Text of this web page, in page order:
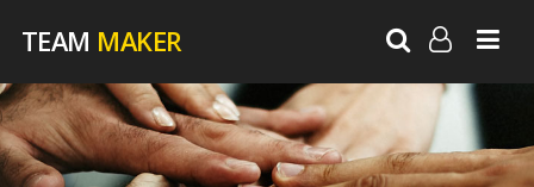
TEAM MAKER
LOG IN
SIGN UP